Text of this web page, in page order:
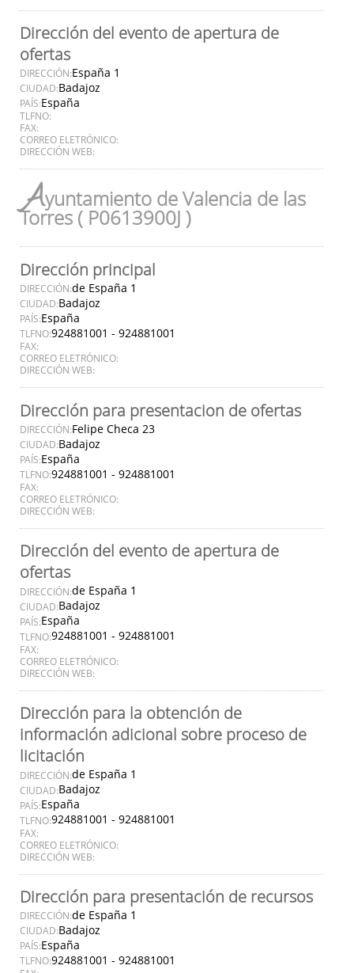
Dirección del evento de apertura de
ofertas
DIRECCIÓN:España 1
CIUDAD:Badajoz
PAÍS:España
TLFNO:
FAX:
CORREO ELETRÓNICO:
DIRECCIÓN WEB:
Ayuntamiento de Valencia de las
Torres ( P0613900J )
Dirección principal
DIRECCIÓN:de España 1
CIUDAD:Badajoz
PAÍS:España
TLFNO:924881001 - 924881001
FAX:
CORREO ELETRÓNICO:
DIRECCIÓN WEB:
Dirección para presentacion de ofertas
DIRECCIÓN:Felipe Checa 23
CIUDAD:Badajoz
PAÍS:España
TLFNO:924881001 - 924881001
FAX:
CORREO ELETRÓNICO:
DIRECCIÓN WEB:
Dirección del evento de apertura de
ofertas
DIRECCIÓN:de España 1
CIUDAD:Badajoz
PAÍS:España
TLFNO:924881001 - 924881001
FAX:
CORREO ELETRÓNICO:
DIRECCIÓN WEB:
Dirección para la obtención de
información adicional sobre proceso de
licitación
DIRECCIÓN:de España 1
CIUDAD:Badajoz
PAÍS:España
TLFNO:924881001 - 924881001
FAX:
CORREO ELETRÓNICO:
DIRECCIÓN WEB:
Dirección para presentación de recursos
DIRECCIÓN:de España 1
CIUDAD:Badajoz
PAÍS:España
TLFNO:924881001 - 924881001